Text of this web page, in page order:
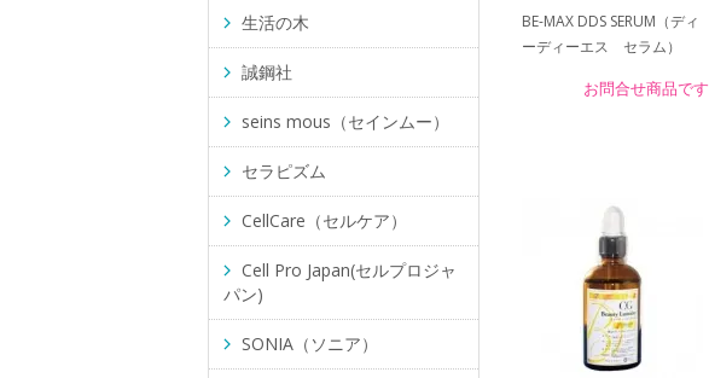
BE-MAX DDS SERUM（ディ
ーディーエス セラム）
お問合せ商品です
生活の木
誠鋼社
seins mous（セインムー）
セラピズム
CellCare（セルケア）
Cell Pro Japan(セルプロジャ
パン)
SONIA（ソニア）